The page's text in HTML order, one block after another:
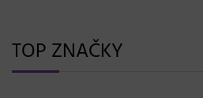
TOP ZNAČKY